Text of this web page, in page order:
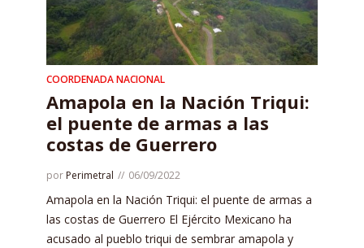
COORDENADA NACIONAL
Amapola en la Nación Triqui:
el puente de armas a las
costas de Guerrero
por Perimetral 06/09/2022
Amapola en la Nación Triqui: el puente de armas a
las costas de Guerrero El Ejército Mexicano ha
acusado al pueblo triqui de sembrar amapola y